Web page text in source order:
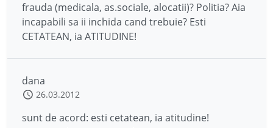
frauda (medicala, as.sociale, alocatii)? Politia? Aia
incapabili sa ii inchida cand trebuie? Esti
CETATEAN, ia ATITUDINE!
dana
26.03.2012
sunt de acord: esti cetatean, ia atitudine!